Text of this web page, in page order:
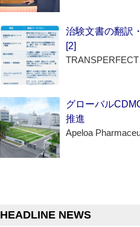
治験文書の翻訳
[2]
グローバル
推進
Apeloa
HEADLINE NEWS